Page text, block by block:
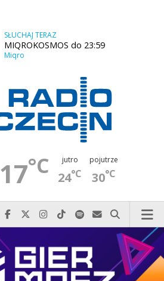
SŁUCHAJ TERAZ
MIQROKOSMOS do 23:59
Miqro
17°C jutro
24°C
pojutrze
30°C
Najlepiej po prostu do nas zadzwoń
Odwiedź nas na Facebook-u
Odwiedź nas na X
Odwiedź nas na Instagram-ie
Odwiedź nas na TikTok-u
Szukaj nas na Spotify
Wyślij do nas
Szukaj